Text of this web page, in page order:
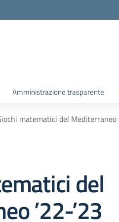
Amministrazione trasparente
matematici del Mediterraneo
del
’22-’23